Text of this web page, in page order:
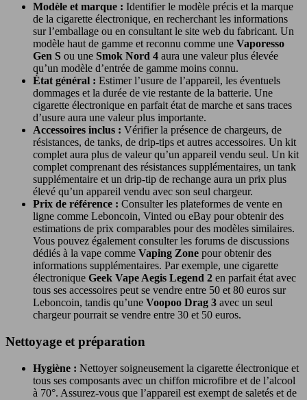
Modèle et marque : Identifier le modèle précis et la marque
de la cigarette électronique, en recherchant les informations
sur l’emballage ou en consultant le site web du fabricant. Un
modèle haut de gamme et reconnu comme une Vaporesso
Gen S ou une Smok Nord 4 aura une valeur plus élevée
qu’un modèle d’entrée de gamme moins connu.
État général : Estimer l’usure de l’appareil, les éventuels
dommages et la durée de vie restante de la batterie. Une
cigarette électronique en parfait état de marche et sans traces
d’usure aura une valeur plus importante.
Accessoires inclus : Vérifier la présence de chargeurs, de
résistances, de tanks, de drip-tips et autres accessoires. Un kit
complet aura plus de valeur qu’un appareil vendu seul. Un kit
complet comprenant des résistances supplémentaires, un tank
supplémentaire et un drip-tip de rechange aura un prix plus
élevé qu’un appareil vendu avec son seul chargeur.
Prix de référence : Consulter les plateformes de vente en
ligne comme Leboncoin, Vinted ou eBay pour obtenir des
estimations de prix comparables pour des modèles similaires.
Vous pouvez également consulter les forums de discussions
dédiés à la vape comme Vaping Zone pour obtenir des
informations supplémentaires. Par exemple, une cigarette
électronique Geek Vape Aegis Legend 2 en parfait état avec
tous ses accessoires peut se vendre entre 50 et 80 euros sur
Leboncoin, tandis qu’une Voopoo Drag 3 avec un seul
chargeur pourrait se vendre entre 30 et 50 euros.
Nettoyage et préparation
Hygiène : Nettoyer soigneusement la cigarette électronique et
tous ses composants avec un chiffon microfibre et de l’alcool
à 70°. Assurez-vous que l’appareil est exempt de saletés et de